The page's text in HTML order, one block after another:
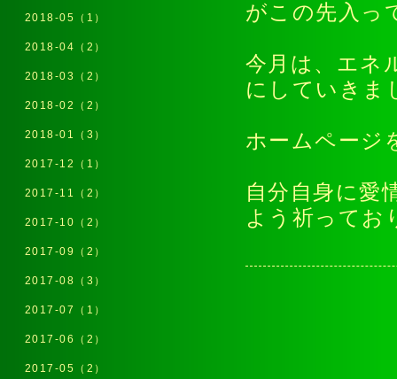
がこの先入っ
今月は、エネ
にしていきま
ホームページ
自分自身に愛
よう祈ってお
2018-05（1）
2018-04（2）
2018-03（2）
2018-02（2）
2018-01（3）
2017-12（1）
2017-11（2）
2017-10（2）
2017-09（2）
2017-08（3）
2017-07（1）
2017-06（2）
2017-05（2）